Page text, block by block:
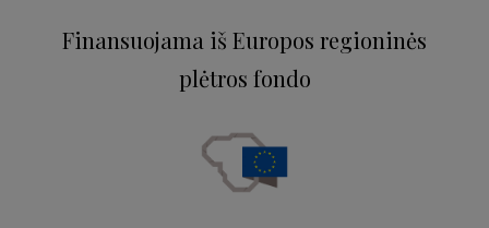
Finansuojama iš Europos regioninės
plėtros fondo